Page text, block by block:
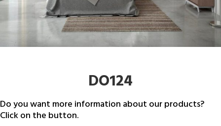
DO124
Do you want more information about our products?
Click on the button.